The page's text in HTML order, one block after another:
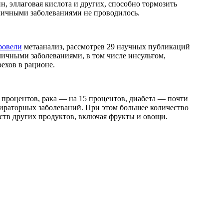
эллаговая кислота и других, способно тормозить
заболеваниями не проводилось.
метаанализ, рассмотрев 29 научных публикаций
заболеваниями, в том числе инсультом,
в рационе.
процентов, рака — на 15 процентов, диабета — почти
заболеваний. При этом большее количество
других продуктов, включая фрукты и овощи.